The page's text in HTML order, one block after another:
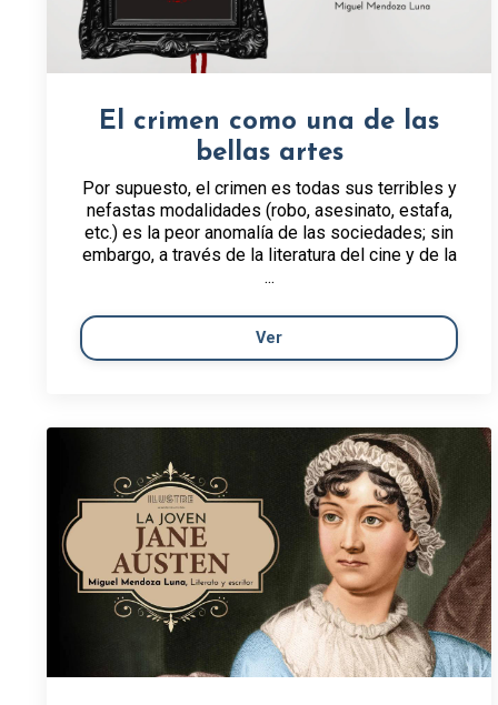
El crimen como una de las
bellas artes
Por supuesto, el crimen es todas sus terribles y
nefastas modalidades (robo, asesinato, estafa,
etc.) es la peor anomalía de las sociedades; sin
embargo, a través de la literatura del cine y de la
...
Ver